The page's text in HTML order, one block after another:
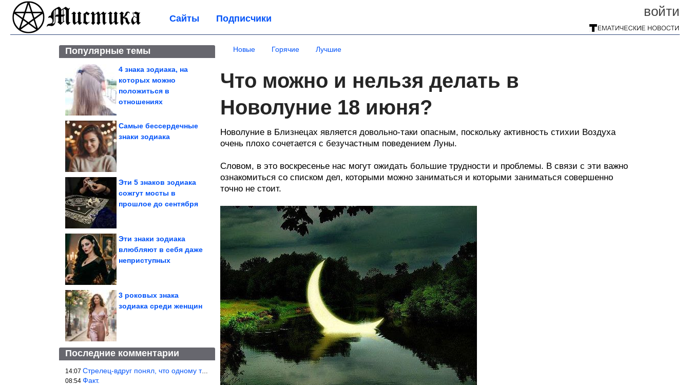
войти
Сайты Подписчики
Популярные темы
4 знака зодиака, на
которых можно
положиться в
отношениях
Самые бессердечные
знаки зодиака
Эти 5 знаков зодиака
сожгут мосты в
прошлое до сентября
Эти знаки зодиака
влюбляют в себя даже
неприступных
3 роковых знака
зодиака среди женщин
Последние комментарии
14:07 Стрелец-вдруг понял, что одному то и жить легче.
08:54 Факт.
Новые Горячие Лучшие
Что можно и нельзя делать в
Новолуние 18 июня?
Новолуние в Близнецах является довольно-таки опасным, поскольку активность стихии Воздуха
очень плохо сочетается с безучастным поведением Луны.
Словом, в это воскресенье нас могут ожидать большие трудности и проблемы. В связи с эти важно
ознакомиться со списком дел, которыми можно заниматься и которыми заниматься совершенно
точно не стоит.